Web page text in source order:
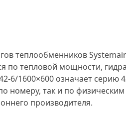
теплообменников
по тепловой мощности,
6/1600×600 означает
номеру, так и по
производителя.